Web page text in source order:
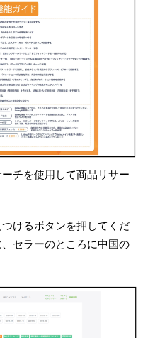
チを使用して商品リサー
けるボタンを押してくだ
セラーのところに中国の